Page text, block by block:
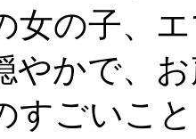
女の子、
やかで、
すごいこ